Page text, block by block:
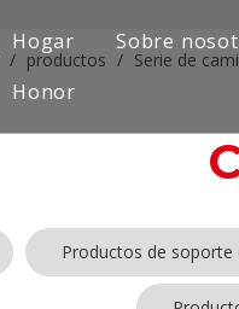
Hogar Sobre
Honor
/ productos / Serie de
Productos de soporte